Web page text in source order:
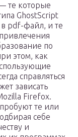
те которые
GhostScript
в pdf-файл, и те
по
этом, как
справляться
зависать
Firefox.
те или
себе
и